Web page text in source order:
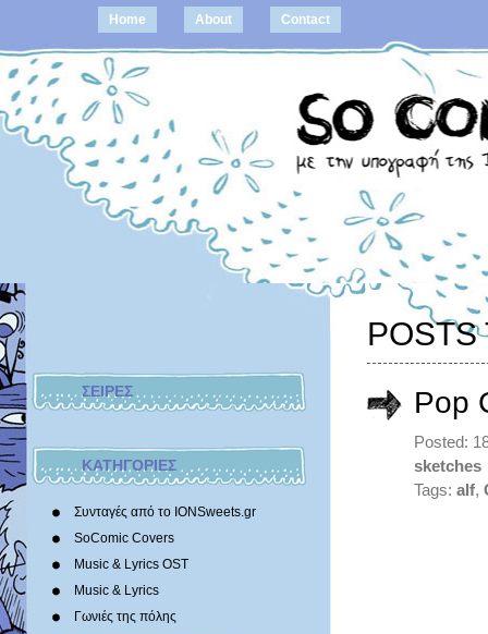
Home About Contact
ΣΕΙΡΕΣ
ΚΑΤΗΓΟΡΙΕΣ
Συνταγές από το IONSweets.gr
SoComic Covers
Music & Lyrics OST
Music & Lyrics
Γωνιές της πόλης
POSTS
Pop
Posted:
sketches
Tags: alf,